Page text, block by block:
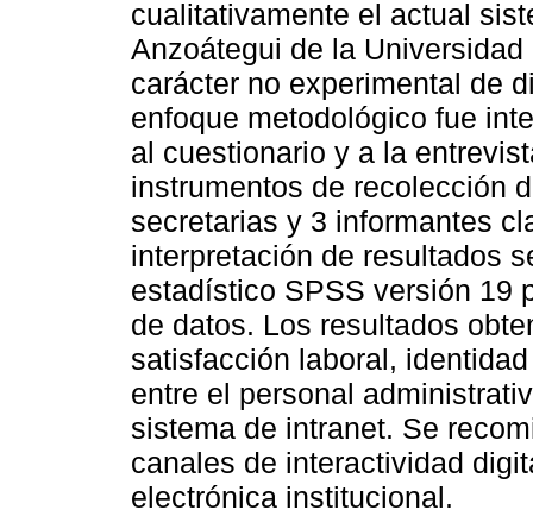
cualitativamente el actual
Anzoátegui de la
carácter no experimental de
enfoque metodológico fue
al cuestionario y a la
instrumentos de recolección
secretarias y 3 informantes
interpretación de resultados
estadístico SPSS versión 19
de datos. Los resultados
satisfacción laboral,
entre el personal
sistema de intranet. Se
canales de interactividad
electrónica institucional.